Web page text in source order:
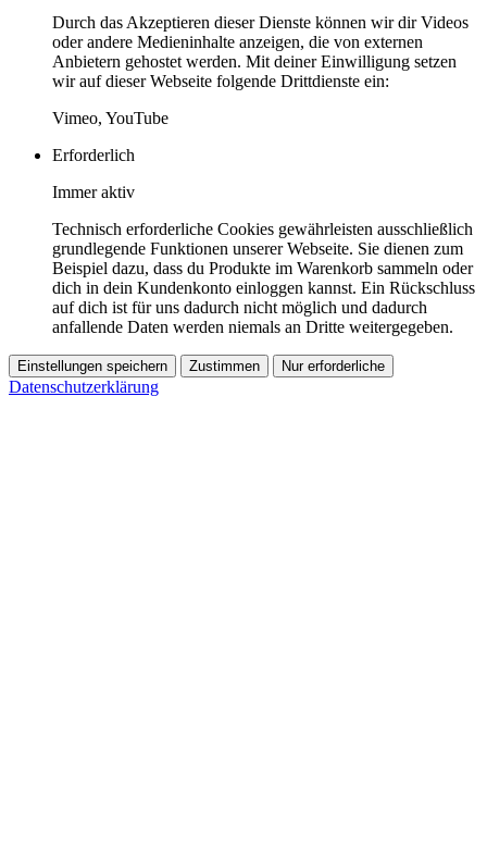
Durch das Akzeptieren dieser Dienste können wir dir Videos
oder andere Medieninhalte anzeigen, die von externen
Anbietern gehostet werden. Mit deiner Einwilligung setzen
wir auf dieser Webseite folgende Drittdienste ein:
Vimeo, YouTube
Erforderlich
Immer aktiv
Technisch erforderliche Cookies gewährleisten ausschließlich
grundlegende Funktionen unserer Webseite. Sie dienen zum
Beispiel dazu, dass du Produkte im Warenkorb sammeln oder
dich in dein Kundenkonto einloggen kannst. Ein Rückschluss
auf dich ist für uns dadurch nicht möglich und dadurch
anfallende Daten werden niemals an Dritte weitergegeben.
Einstellungen speichern Zustimmen Nur erforderliche
Datenschutzerklärung